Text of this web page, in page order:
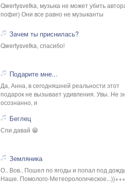
Qwertysvetka, музыка не может убить
пофиг) Они все равно не музыканты
Зачем ты приснилась?
Qwertysvetka, спасибо!
Подарите мне...
Да, Анна, в сегодняшней реальности этот
подарок не вызывает удивления. Увы. Не
осознанно, и
Беглец
Спи давай 😁
Земляника
О.. Вов.. Пошел по ягоды и попал под
Наше. Помолого-Метеорологическое...))+++